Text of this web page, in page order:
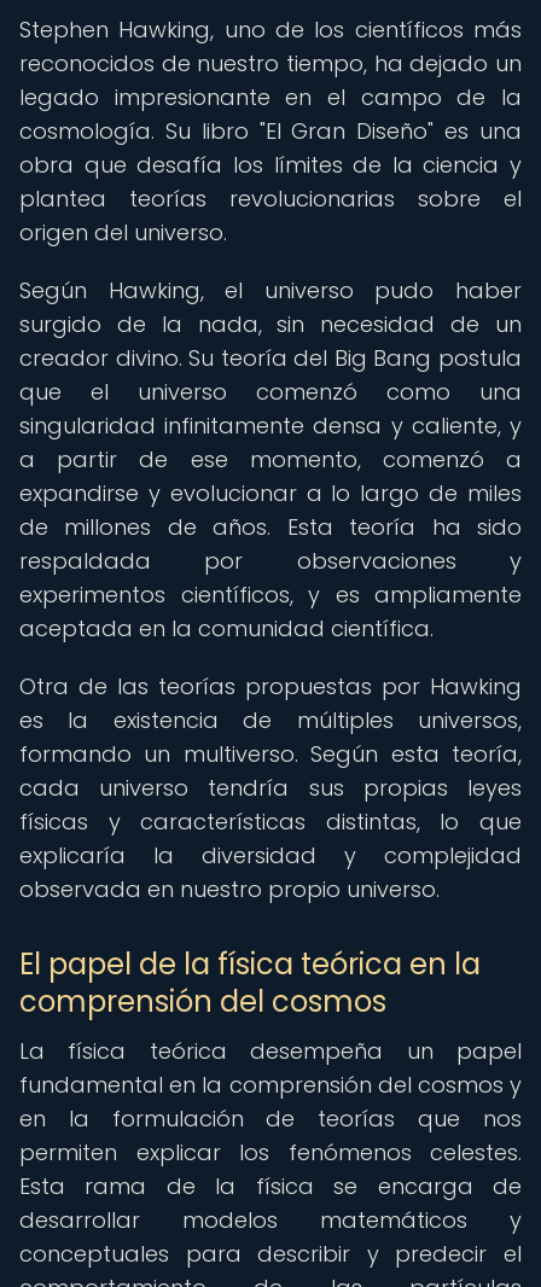
Stephen Hawking, uno de los científicos más
reconocidos de nuestro tiempo, ha dejado un
legado impresionante en el campo de la
cosmología. Su libro "El Gran Diseño" es una
obra que desafía los límites de la ciencia y
plantea teorías revolucionarias sobre el
origen del universo.
Según Hawking, el universo pudo haber
surgido de la nada, sin necesidad de un
creador divino. Su teoría del Big Bang postula
que el universo comenzó como una
singularidad infinitamente densa y caliente, y
a partir de ese momento, comenzó a
expandirse y evolucionar a lo largo de miles
de millones de años. Esta teoría ha sido
respaldada por observaciones y
experimentos científicos, y es ampliamente
aceptada en la comunidad científica.
Otra de las teorías propuestas por Hawking
es la existencia de múltiples universos,
formando un multiverso. Según esta teoría,
cada universo tendría sus propias leyes
físicas y características distintas, lo que
explicaría la diversidad y complejidad
observada en nuestro propio universo.
El papel de la física teórica en la
comprensión del cosmos
La física teórica desempeña un papel
fundamental en la comprensión del cosmos y
en la formulación de teorías que nos
permiten explicar los fenómenos celestes.
Esta rama de la física se encarga de
desarrollar modelos matemáticos y
conceptuales para describir y predecir el